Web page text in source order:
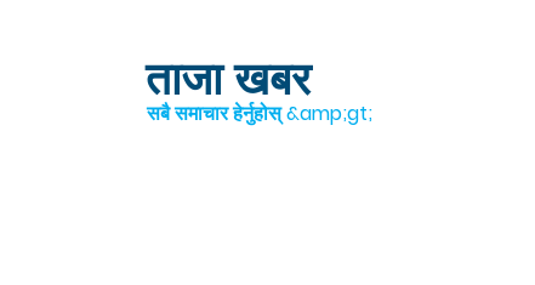
ताजा खबर
सबै समाचार हेर्नुहोस् &amp;gt;